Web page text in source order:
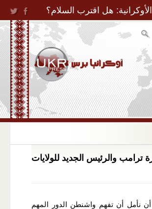
Jump to Navigation
هل اقترب السلام؟
والرئيس الجديد للولايات
أن نأمل أن تفهم واشنطن الدور المهم